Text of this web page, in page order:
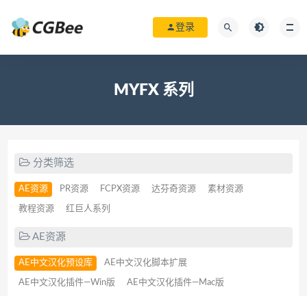
登录
MYFX 系列
分类筛选
AE资源 PR资源 FCPX资源 达芬奇资源 素材资源
教程资源 红巨人系列
AE资源
AE中文汉化预设库 AE中文汉化脚本扩展
AE中文汉化插件—Win版 AE中文汉化插件—Mac版